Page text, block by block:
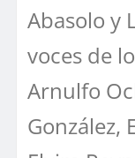
Abasolo y
voces de
Arnulfo
González,